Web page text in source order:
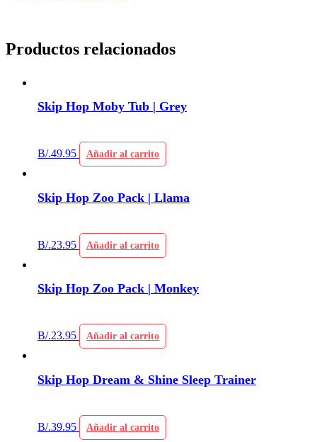
Productos relacionados
Skip Hop Moby Tub | Grey
B/.49.95 Añadir al carrito
Skip Hop Zoo Pack | Llama
B/.23.95 Añadir al carrito
Skip Hop Zoo Pack | Monkey
B/.23.95 Añadir al carrito
Skip Hop Dream & Shine Sleep Trainer
B/.39.95 Añadir al carrito